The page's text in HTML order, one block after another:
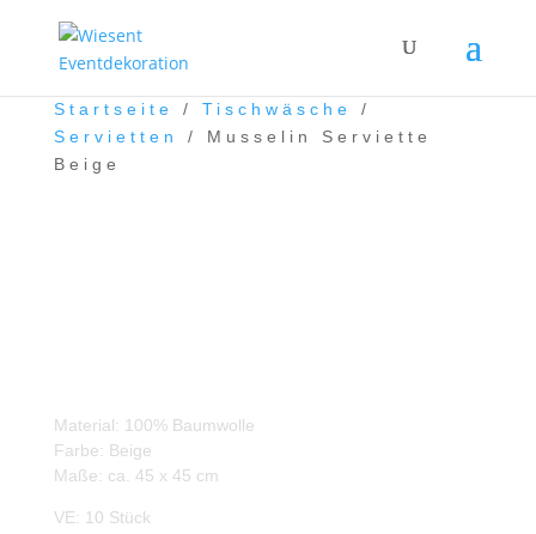
Startseite / Tischwäsche
/
Servietten
/ Musselin Serviette
Beige
Material: 100% Baumwolle
Farbe: Beige
Maße: ca. 45 x 45 cm
VE: 10 Stück